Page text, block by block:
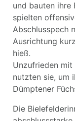
und bauten ihre
spielten
Abschlusspech
Ausrichtung
hieß.
Unzufrieden mit
nutzten sie, um
Dümptener
Die